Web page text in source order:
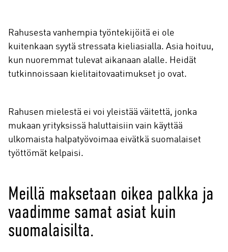
Rahusesta vanhempia työntekijöitä ei ole
kuitenkaan syytä stressata kieliasialla. Asia hoituu,
kun nuoremmat tulevat aikanaan alalle. Heidät
tutkinnoissaan kielitaitovaatimukset jo ovat.
Rahusen mielestä ei voi yleistää väitettä, jonka
mukaan yrityksissä haluttaisiin vain käyttää
ulkomaista halpatyövoimaa eivätkä suomalaiset
työttömät kelpaisi.
Meillä maksetaan oikea palkka ja
vaadimme samat asiat kuin
suomalaisilta.